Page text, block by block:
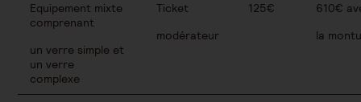
Equipement mixte
comprenant
un verre simple et
un verre
complexe
Ticket
modérateur
125€
610€
la